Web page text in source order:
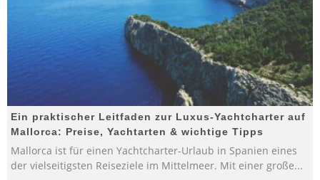
Ein praktischer Leitfaden zur Luxus-Yachtcharter auf
Mallorca: Preise, Yachtarten & wichtige Tipps
Mallorca ist für einen Yachtcharter-Urlaub in Spanien eines
der vielseitigsten Reiseziele im Mittelmeer. Mit einer große...